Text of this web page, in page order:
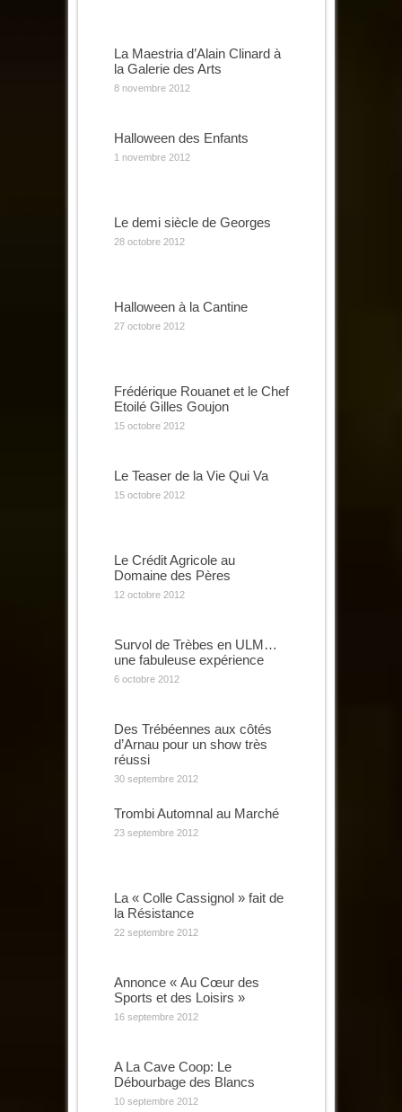
La Maestria d’Alain Clinard à
la Galerie des Arts
8 novembre 2012
Halloween des Enfants
1 novembre 2012
Le demi siècle de Georges
28 octobre 2012
Halloween à la Cantine
27 octobre 2012
Frédérique Rouanet et le Chef
Etoilé Gilles Goujon
15 octobre 2012
Le Teaser de la Vie Qui Va
15 octobre 2012
Le Crédit Agricole au
Domaine des Pères
12 octobre 2012
Survol de Trèbes en ULM…
une fabuleuse expérience
6 octobre 2012
Des Trébéennes aux côtés
d’Arnau pour un show très
réussi
30 septembre 2012
Trombi Automnal au Marché
23 septembre 2012
La « Colle Cassignol » fait de
la Résistance
22 septembre 2012
Annonce « Au Cœur des
Sports et des Loisirs »
16 septembre 2012
A La Cave Coop: Le
Débourbage des Blancs
10 septembre 2012